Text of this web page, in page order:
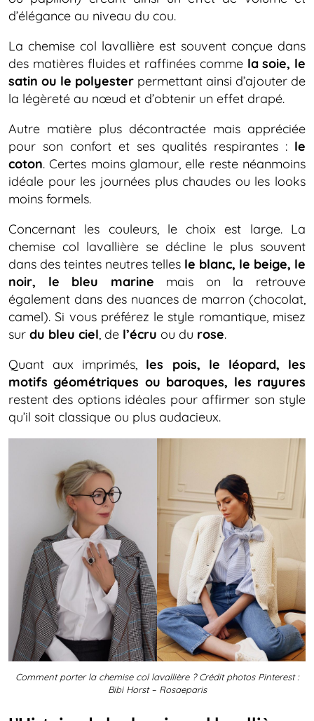
d’élégance au niveau du cou.
La chemise col lavallière est souvent conçue dans
des matières fluides et raffinées commela soie, le
satin ou le polyester permettant ainsi d’ajouter de
la légèreté au nœud et d’obtenir un effet drapé.
Autre matière plus décontractée mais appréciée
pour son confort et ses qualités respirantes : le
coton. Certes moins glamour, elle reste néanmoins
idéale pour les journées plus chaudes ou les looks
moins formels.
Concernant les couleurs, le choix est large. La
chemise col lavallière se décline le plus souvent
dans des teintes neutres telles le blanc, le beige, le
noir, le bleu marine mais on la retrouve
également dans des nuances de marron (chocolat,
camel). Si vous préférez le style romantique, misez
sur du bleu ciel , de l’écru ou du rose.
Quant aux imprimés, les pois, le léopard, les
motifs géométriques ou baroques, les rayures
restent des options idéales pour affirmer son style
qu’il soit classique ou plus audacieux.
Comment porter la chemise col lavallière ? Crédit photos Pinterest :
Bibi Horst – Rosaeparis